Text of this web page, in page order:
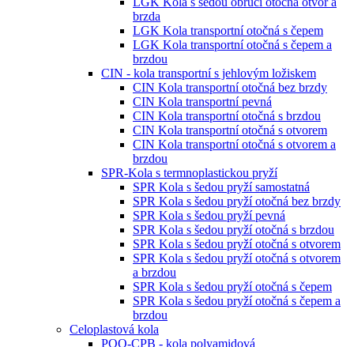
brzda
LGK Kola transportní otočná s čepem
LGK Kola transportní otočná s čepem a
brzdou
CIN - kola transportní s jehlovým ložiskem
CIN Kola transportní otočná bez brzdy
CIN Kola transportní pevná
CIN Kola transportní otočná s brzdou
CIN Kola transportní otočná s otvorem
CIN Kola transportní otočná s otvorem a
brzdou
SPR-Kola s termnoplastickou pryží
SPR Kola s šedou pryží samostatná
SPR Kola s šedou pryží otočná bez brzdy
SPR Kola s šedou pryží pevná
SPR Kola s šedou pryží otočná s brzdou
SPR Kola s šedou pryží otočná s otvorem
SPR Kola s šedou pryží otočná s otvorem
a brzdou
SPR Kola s šedou pryží otočná s čepem
SPR Kola s šedou pryží otočná s čepem a
brzdou
Celoplastová kola
POO-CPB - kola polyamidová